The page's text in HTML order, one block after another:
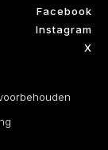
Facebook
Instagram
X